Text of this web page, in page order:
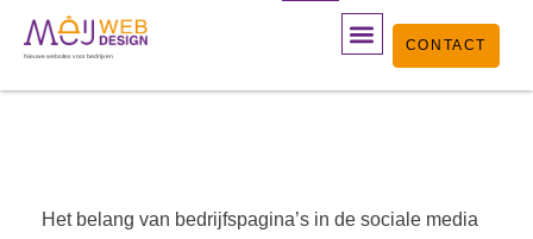
naarNieuwe websites voor bedrijven
CONTACT
Het belang van bedrijfspagina’s in de sociale media